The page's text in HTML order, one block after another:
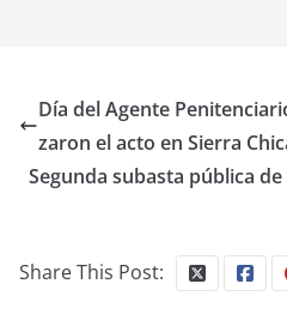
Día del Agente
zaron el acto en Sierra
Segunda subasta pública
Share This Post: